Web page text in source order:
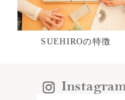
SUEHIROの特徴